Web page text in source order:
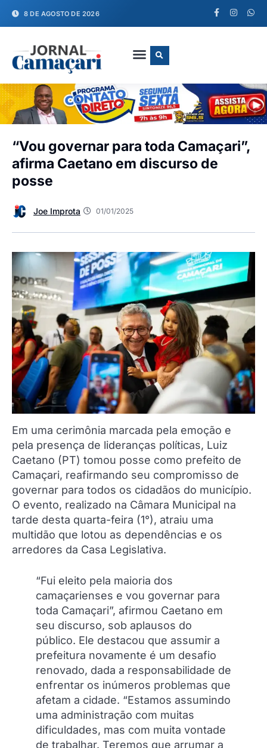
8 DE AGOSTO DE 2026
“Vou governar para toda Camaçari”,
afirma Caetano em discurso de
posse
Joe Improta 01/01/2025
Em uma cerimônia marcada pela emoção e
pela presença de lideranças políticas, Luiz
Caetano (PT) tomou posse como prefeito de
Camaçari, reafirmando seu compromisso de
governar para todos os cidadãos do município.
O evento, realizado na Câmara Municipal na
tarde desta quarta-feira (1°), atraiu uma
multidão que lotou as dependências e os
arredores da Casa Legislativa.
“Fui eleito pela maioria dos
camaçarienses e vou governar para
toda Camaçari”, afirmou Caetano em
seu discurso, sob aplausos do
público. Ele destacou que assumir a
prefeitura novamente é um desafio
renovado, dada a responsabilidade de
enfrentar os inúmeros problemas que
afetam a cidade. “Estamos assumindo
uma administração com muitas
dificuldades, mas com muita vontade
de trabalhar. Teremos que arrumar a